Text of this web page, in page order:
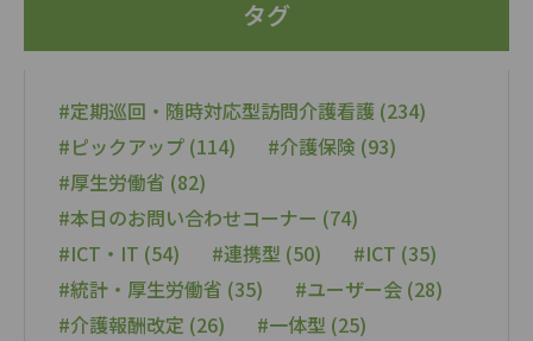
タグ
#定期巡回・随時対応型訪問介護看護 (234)
#ピックアップ (114)
#介護保険 (93)
#厚生労働省 (82)
#本日のお問い合わせコーナー (74)
#ICT・IT (54)
#連携型 (50)
#ICT (35)
#統計・厚生労働省 (35)
#ユーザー会 (28)
#介護報酬改定 (26)
#一体型 (25)